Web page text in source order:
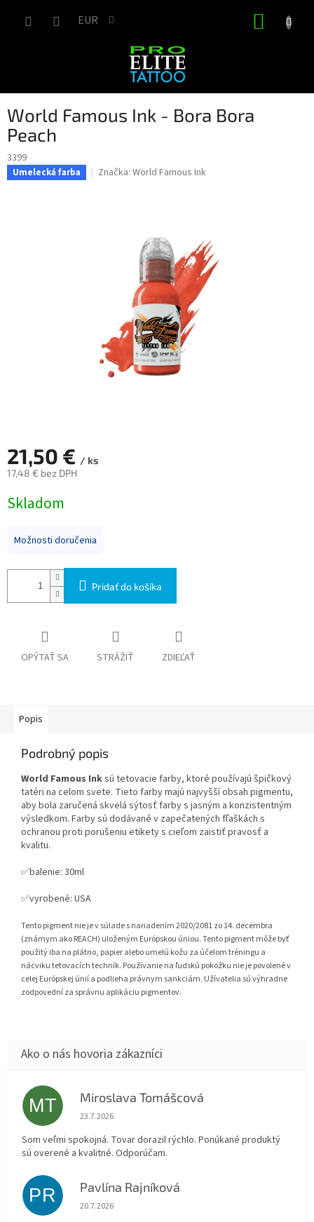
EUR
World Famous Ink - Bora Bora
Peach
3399
Umelecká farba Značka: World Famous Ink
21,50 € / ks
17,48 € bez DPH
cena:
Skladom
Možnosti doručenia
Pridať do košíka
OPÝTAŤ SA STRÁŽIŤ ZDIEĽAŤ
Popis
Podrobný popis
World Famous Inksú tetovacie farby, ktoré používajú špičkový
tatéri na celom svete. Tieto farby majú najvyšší obsah pigmentu,
aby bola zaručená skvelá sýtosť farby s jasným a konzistentným
výsledkom. Farby sú dodávané v zapečatených fľaškách s
ochranou proti porušeniu etikety s cieľom zaistiť pravosť a
kvalitu.
✅balenie: 30ml
✅vyrobené: USA
Tento pigment nie je v súlade s nariadením 2020/2081 zo 14. decembra
(známym ako REACH) uloženým Európskou úniou. Tento pigment môže byť
použitý iba na plátno, papier alebo umelú kožu za účelom tréningu a
nácviku tetovacích techník. Používanie na ľudskú pokožku nie je povolené v
celej Európskej únií a podlieha právnym sankciám. Užívatelia sú výhradne
zodpovední za správnu aplikáciu pigmentov.
MT Miroslava Tomášcová
Hodnotenie obchodu je 5 z 5 hviezdičiek.
23.7.2026
Som veľmi spokojná. Tovar dorazil rýchlo. Ponúkané produktý
sú overené a kvalitné. Odporúčam.
PR Pavlína Rajníková
Hodnotenie obchodu je 5 z 5 hviezdičiek.
20.7.2026